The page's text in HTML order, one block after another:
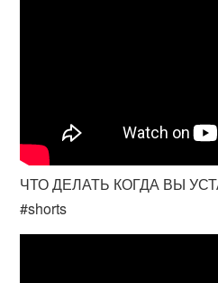
ЧТО ДЕЛАТЬ КОГДА ВЫ
#shorts